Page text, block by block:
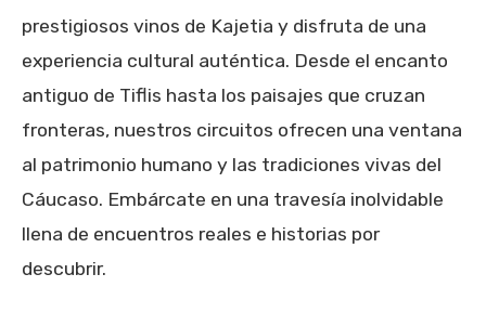
prestigiosos vinos de Kajetia y disfruta de una
experiencia cultural auténtica. Desde el encanto
antiguo de Tiflis hasta los paisajes que cruzan
fronteras, nuestros circuitos ofrecen una ventana
al patrimonio humano y las tradiciones vivas del
Cáucaso. Embárcate en una travesía inolvidable
llena de encuentros reales e historias por
descubrir.